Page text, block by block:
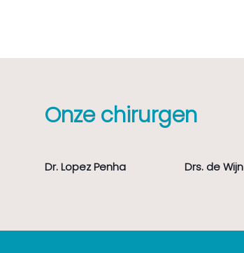
Onze chirurgen
Dr. Lopez Penha Drs. de Wijn